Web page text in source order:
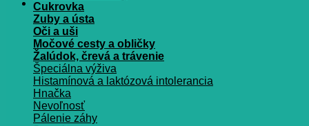
Cukrovka
Zuby a ústa
Oči a uši
Močové cesty a obličky
Žalúdok, črevá a trávenie
Špeciálna výživa
Histamínová a laktózová intolerancia
Hnačka
Nevoľnosť
Pálenie záhy